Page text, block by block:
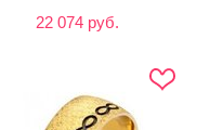
22 074 руб.